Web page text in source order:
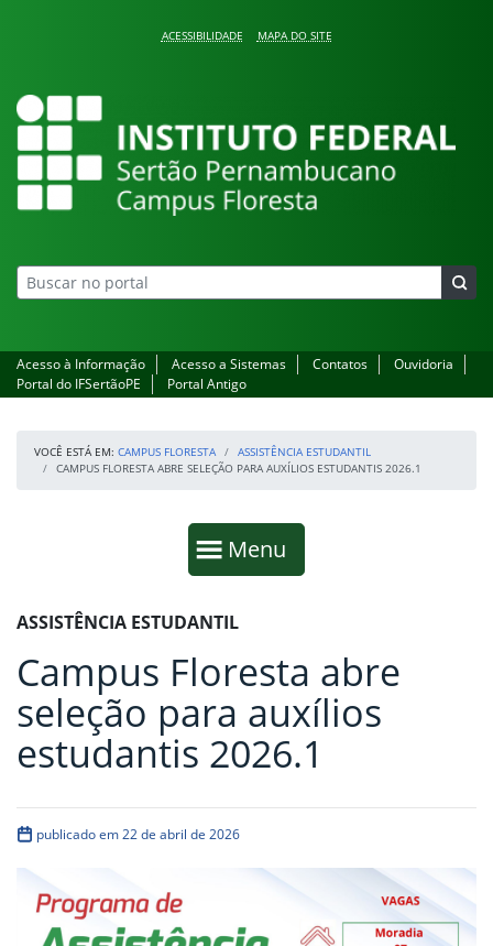
ACESSIBILIDADE MAPA DO SITE
Campus Floresta
Acesso à Informação Acesso a Sistemas Contatos
Ouvidoria
Portal do IFSertãoPE
Portal Antigo
VOCÊ ESTÁ EM: CAMPUS FLORESTA
ASSISTÊNCIA ESTUDANTIL
CAMPUS FLORESTA ABRE SELEÇÃO PARA AUXÍLIOS ESTUDANTIS 2026.1
Mostrar
Menu
Fim da navegação
Início do conteúdo
ASSISTÊNCIA ESTUDANTIL
Campus Floresta abre
seleção para auxílios
estudantis 2026.1
publicado em 22 de abril de 2026